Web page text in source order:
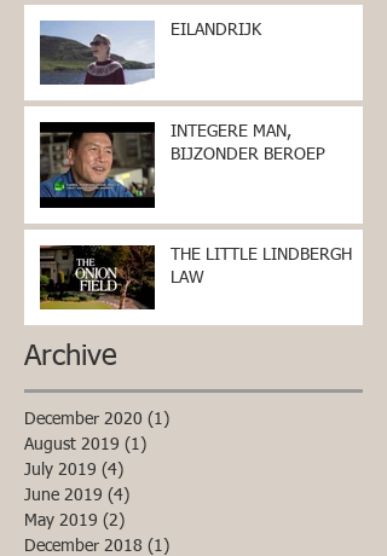
Archive
EILANDRIJK
INTEGERE MAN,
BIJZONDER BEROEP
THE LITTLE LINDBERGH
LAW
December 2020 (1)
August 2019 (1)
July 2019 (4)
June 2019 (4)
May 2019 (2)
December 2018 (1)